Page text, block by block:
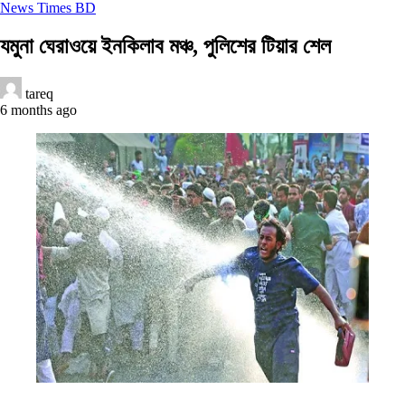
News Times BD
যমুনা ঘেরাওয়ে ইনকিলাব মঞ্চ, পুলিশের টিয়ার শেল
tareq
6 months ago